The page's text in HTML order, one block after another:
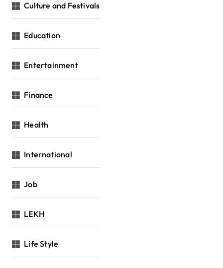
Culture and Festivals
Education
Entertainment
Finance
Health
International
Job
LEKH
Life Style